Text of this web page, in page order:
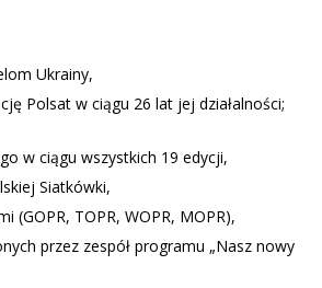
Ukrainy,
Polsat w ciągu 26 lat jej działalności;
w ciągu wszystkich 19 edycji,
Siatkówki,
(GOPR, TOPR, WOPR, MOPR),
przez zespół programu „Nasz nowy